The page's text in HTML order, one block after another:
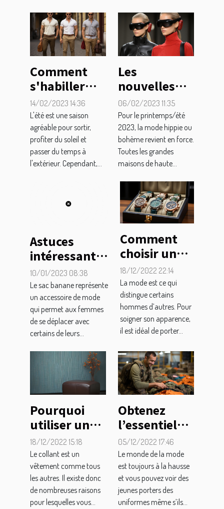
Comment
s'habiller
pour sortir
en été ?
14/02/2023 14:36
L'été est une saison
agréable pour sortir,
profiter du soleil et
passer du temps à
l'extérieur. Cependant,...
Les
nouvelles
tendances de
la mode
06/02/2023 11:35
Pour le printemps/été
2023, la mode hippie ou
bohème revient en force.
Toutes les grandes
maisons de haute...
Astuces
intéressantes
pour un
meilleur
choix de sac
banane pour
femme
10/01/2023 08:38
Le sac banane représente
un accessoire de mode
qui permet aux femmes
de se déplacer avec
certains de leurs...
Comment
choisir une
boîte à
montre ?
18/12/2022 22:14
La mode est ce qui
distingue certains
hommes d’autres. Pour
soigner son apparence,
il est idéal de porter...
Pourquoi
utiliser un
collant ?
18/12/2022 15:18
Le collant est un
vêtement comme tous
les autres. Il existe donc
de nombreuses raisons
pour lesquelles vous...
Obtenez
l’essentiel
sur les
surplus
militaires
05/12/2022 17:46
Le monde de la mode
est toujours à la hausse
et vous pouvez voir des
jeunes porters des
uniformes même s’ils...